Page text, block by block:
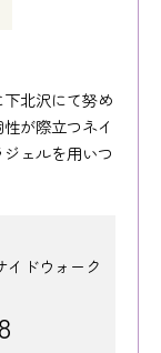
北沢にて努め
が際立つネイ
ェルを用いつ
ドウォーク